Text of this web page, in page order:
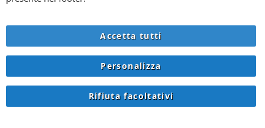
RECESSO
© 2026 SNOWSTORE.IT - P.IVA IT06927360963 - VIA VERRI 8
LAINATE (MI) - TEL. +39 3930173716 - INFO@SNOWSTORE.IT -
Accetta tutti
Personalizza
Rifiuta facoltativi